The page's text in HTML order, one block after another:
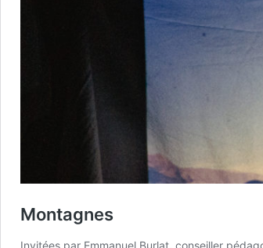
Montagnes
Invitées par Emmanuel Burlat, conseiller